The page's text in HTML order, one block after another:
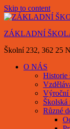
Skip to content
ZÁKLADNÍ
Školní 232, 362 25
O NÁS
Historie
Výroční
Školská
Různé